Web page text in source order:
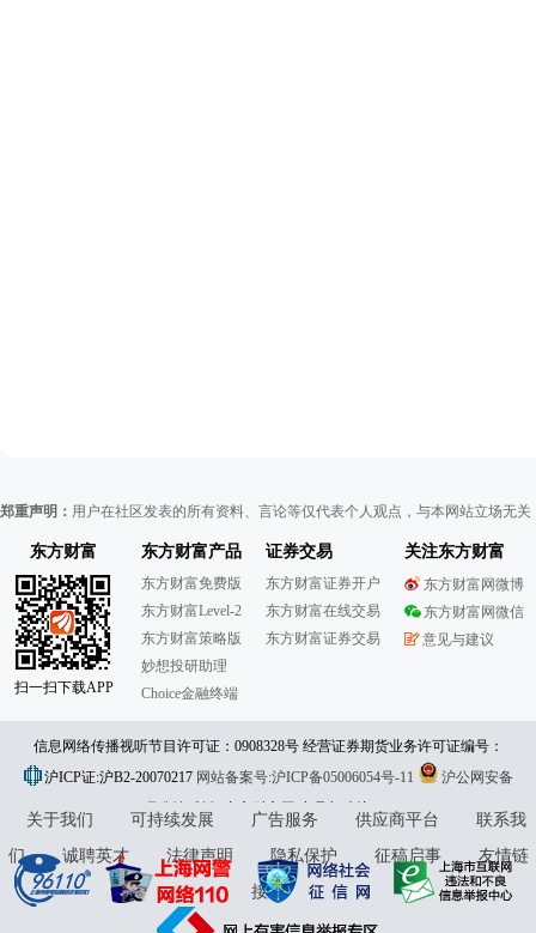
郑重声明： 用户在社区发表的所有资料、言论等仅代表个人观点，与本网站立场无
东方财富
扫一扫下载APP
东方财富产品
东方财富免费版
东方财富Level-2
东方财富策略版
妙想投研助理
Choice金融终端
证券交易
东方财富证券开户
东方财富在线交易
东方财富证券交易
关注东方财富
东方财富网微博
东方财富网微信
意见与建议
信息网络传播视听节目许可证：0908328号 经营证券期货业务许可证编号：
913101046312860336 违法和不良信息举报:021-61278686 举报邮箱：
jubao@eastmoney.com
沪ICP证:沪B2-20070217 网站备案号:沪ICP备05006054号-11
沪公网安备
31010402000120号版权所有:东方财富网意见与建议:4000300059/952500
关于我们 可持续发展 广告服务 供应商平台
联系我
们
诚聘英才 法律声明 隐私保护 征稿启事
友情链
接